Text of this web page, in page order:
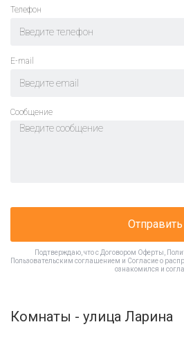
Телефон
E-mail
Cообщение
Отправить
Подтверждаю, что с Договором Оферты
Пользовательским соглашением и Согласие о
ознакомился и
Комнаты - улица Ларина